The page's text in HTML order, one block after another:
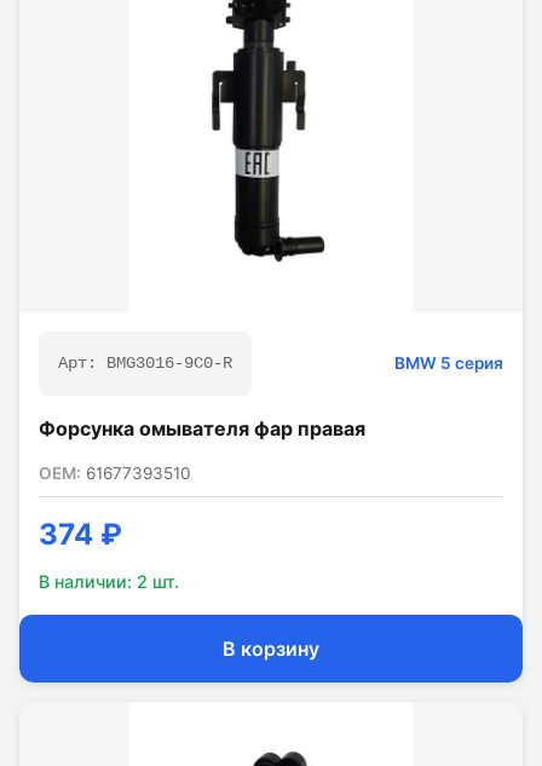
Арт: BMG3016-9C0-R BMW 5 серия
Форсунка омывателя фар правая
OEM: 61677393510
374 ₽
В наличии: 2 шт.
В корзину